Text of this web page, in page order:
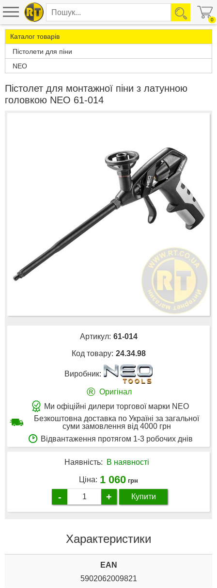
0
Каталог товарів
Пістолети для піни
NEO
Пістолет для монтажної піни з латунною
головкою NEO 61-014
Артикул: 61-014
Код товару: 24.34.98
Виробник:
® Оригінал
Ми офіційні дилери торгової марки NEO
Безкоштовна доставка по Україні за загальної
суми замовлення від 4000 грн
Відвантаження протягом 1-3 робочих днів
Наявність: В наявності
Ціна: 1 060 грн
- + Купити
Характеристики
EAN
5902062009821